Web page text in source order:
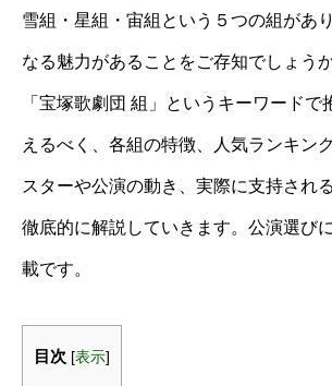
雪組・星組・宙組という５つの組があ
なる魅力があることをご存知でしょう
「宝塚歌劇団 組」というキーワードで
えるべく、各組の特徴、人気ランキン
スターや公演の動き、実際に支持され
徹底的に解説していきます。公演選び
載です。
目次 [表示]